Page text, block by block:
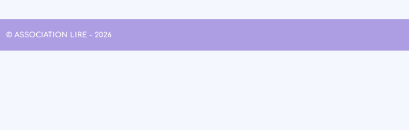
© ASSOCIATION LIRE - 2026